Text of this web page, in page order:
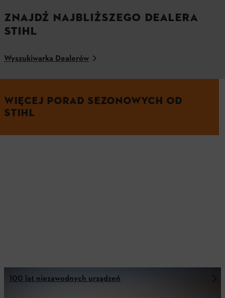
ZNAJDŹ NAJBLIŻSZEGO DEALERA
STIHL
Wyszukiwarka Dealerów
WIĘCEJ PORAD SEZONOWYCH OD
STIHL
100 lat niezawodnych urządzeń